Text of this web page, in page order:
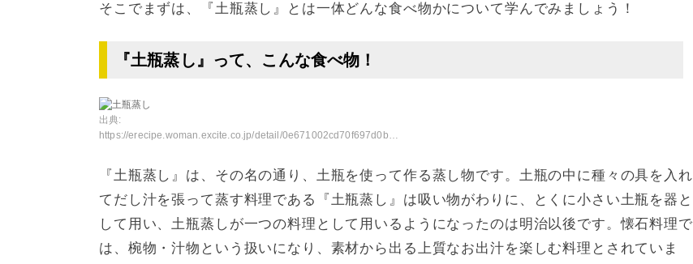
そこでまずは、『土瓶蒸し』とは一体どんな食べ物かについて学んでみましょう！
『土瓶蒸し』って、こんな食べ物！
出典:
https://erecipe.woman.excite.co.jp/detail/0e671002cd70f697d0bded439bf32dc1.html
『土瓶蒸し』は、その名の通り、土瓶を使って作る蒸し物です。土瓶の中に種々の具を入れ
てだし汁を張って蒸す料理である『土瓶蒸し』は吸い物がわりに、とくに小さい土瓶を器と
して用い、土瓶蒸しが一つの料理として用いるようになったのは明治以後です。懐石料理で
は、椀物・汁物という扱いになり、素材から出る上質なお出汁を楽しむ料理とされていま